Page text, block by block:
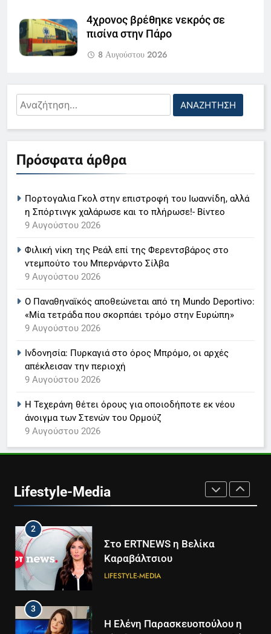
4χρονος βρέθηκε νεκρός σε
πισίνα στην Πάρο
8 Αυγούστου 2026
– Αυξημένη κίνηση και αναμονές
8 Αυγούστου 2026
Καταδίκη με αναστολή για τον
55χρονο από τον Μυστρά για την
κατάθεσης
7 Αυγούστου 2026
Αναζήτηση
για:
Πρόσφατα άρθρα
Πορτογαλια Γκολ στην επιστροφή του Ιωαννίδη, αλλά
η Σπόρτινγκ χαλάρωσε και το πλήρωσε!- Βίντεο
9 Αυγούστου 2026
Φιλική νίκη της Ρεάλ επί της Φερεντσβάρος στο
ντεμπούτο του Μπερνάρντο Σίλβα
9 Αυγούστου 2026
Ο Παναθηναϊκός αποθεώνεται από τη Mundo Deportivo:
«Μία τετράδα που σκορπάει τρόμο στην Ευρώπη»
9 Αυγούστου 2026
Ινδονησία: Πυρκαγιά στο όρος Μπρόμο, οι αρχές
απέκλεισαν την περιοχή
9 Αυγούστου 2026
Η Τεχεράνη θέτει όρους για οποιοδήποτε εκ νέου
άνοιγμα των Στενών του Ορμούζ
9 Αυγούστου 2026
Lifestyle-Media
5
ειδήσεων της ΕΡΤ
LIFESTYLE-MEDIA
6
ανακοίνωση του σταθμού
LIFESTYLE-MEDIA
7
LIFESTYLE-MEDIA
Καθημερινή και The New York
Times μαζί σε μια νέα
1
LIFESTYLE-MEDIA
2
LIFESTYLE-MEDIA
3
Η Ελένη Παρασκευοπούλου η
νέα δημοσιογραφική προσθήκη
του ΣΚΑΪ στην Πάτρα
LIFESTYLE-MEDIA
4
Το αντίο του Άκη Παυλόπουλου